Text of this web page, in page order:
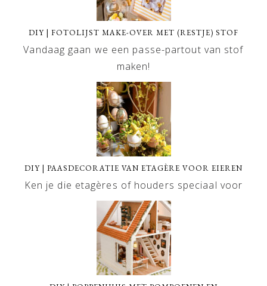
DIY | FOTOLIJST MAKE-OVER MET (RESTJE) STOF
Vandaag gaan we een passe-partout van stof
maken!
DIY | PAASDECORATIE VAN ETAGÈRE VOOR EIEREN
Ken je die etagères of houders speciaal voor